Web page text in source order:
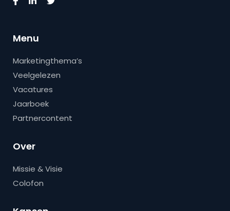
Menu
Marketingthema’s
Veelgelezen
Vacatures
Jaarboek
Partnercontent
Over
Missie & Visie
Colofon